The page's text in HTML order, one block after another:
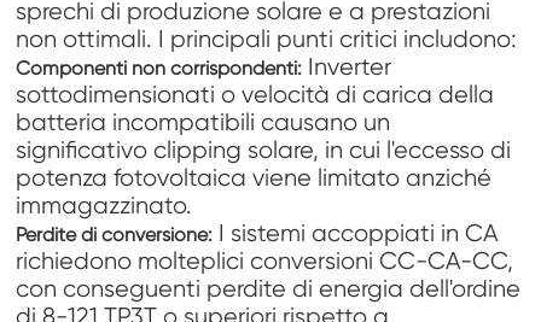
sprechi di produzione solare e a prestazioni
non ottimali. I principali punti critici includono:
Componenti non corrispondenti: Inverter
sottodimensionati o velocità di carica della
batteria incompatibili causano un
significativo clipping solare, in cui l'eccesso di
potenza fotovoltaica viene limitato anziché
immagazzinato.
Perdite di conversione: I sistemi accoppiati in CA
richiedono molteplici conversioni CC-CA-CC,
con conseguenti perdite di energia dell'ordine